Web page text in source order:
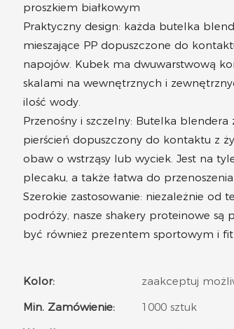
proszkiem białkowym
Praktyczny design: każda butelka
mieszające PP dopuszczone do
napojów. Kubek ma dwuwarstwową
skalami na wewnętrznych i
ilość wody.
Przenośny i szczelny: Butelka
pierścień dopuszczony do kontaktu z
obaw o wstrząsy lub wyciek. Jest na
plecaku, a także łatwa do przenoszenia.
Szerokie zastosowanie: niezależnie od
podróży, nasze shakery proteinowe
być również prezentem sportowym i
Kolor:
zaakceptuj
Min. Zamówienie:
1000 sztuk